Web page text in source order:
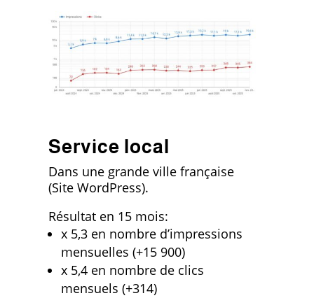
Service local
Dans une grande ville française
(Site WordPress).
Résultat en 15 mois:
x 5,3 en nombre d’impressions
mensuelles (+15 900)
x 5,4 en nombre de clics
mensuels (+314)